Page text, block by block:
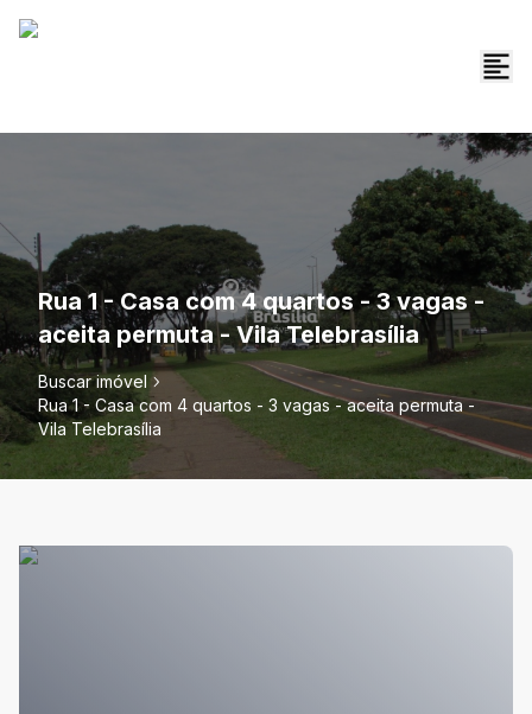
Rua 1 - Casa com 4 quartos - 3 vagas -
aceita permuta - Vila Telebrasília
Buscar imóvel
Rua 1 - Casa com 4 quartos - 3 vagas - aceita permuta -
Vila Telebrasília